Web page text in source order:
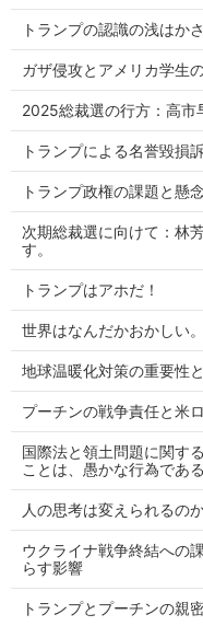
トランプの認識の浅は
ガザ侵攻とアメリカ学生
2025総裁選の行方：高市
トランプによる名誉毀損
トランプ政権の課題と懸
次期総裁選に向けて：林
す。
トランプはアホだ！
世界はなんだかおかしい。
地球温暖化対策の重要性
プーチンの戦争責任と米
国際法と領土問題に関す
ことは、愚かな行為である
人の思考は変えられるの
ウクライナ戦争終結への
らす影響
トランプとプーチンの親